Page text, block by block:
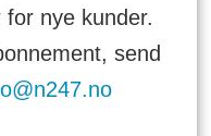
for nye kunder.
send